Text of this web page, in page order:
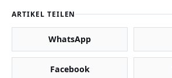
ARTIKEL TEILEN
WhatsApp
Facebook